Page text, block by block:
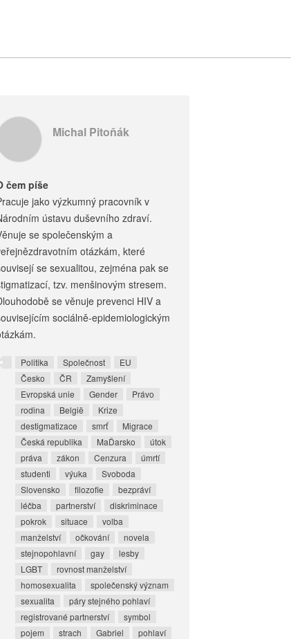
Michal Pitoňák
čem píše
jako výzkumný pracovník v
ústavu duševního zdraví.
se společenským a
otázkám, které
se sexualitou, zejména pak se
tzv. menšinovým stresem.
se věnuje prevenci HIV a
sociálně-epidemiologickým
Politika Společnost
EU
Česko
ČR
Zamyšlení
Evropská unie
Gender
Právo
rodina
België
Krize
destigmatizace
smrť
Migrace
Česká republika
MaĎarsko
útok
práva
zákon Cenzura
úmrtí
studenti
výuka
Svoboda
Slovensko
filozofie
bezpráví
léčba
partnerství
diskriminace
pokrok
situace
volba
manželství
očkování
novela
stejnopohlavní
gay
lesby
LGBT
rovnost manželství
homosexualita
společenský význam
sexualita
páry stejného pohlaví
registrované partnerství
symbol
pojem
strach Gabriel
pohlaví